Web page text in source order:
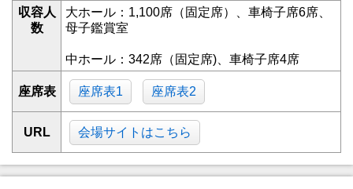
収容人
数
大ホール：1,100席（固定席）、車椅子席6席、
母子鑑賞室
中ホール：342席（固定席)、車椅子席4席
座席表 座席表1 座席表2
URL 会場サイトはこちら